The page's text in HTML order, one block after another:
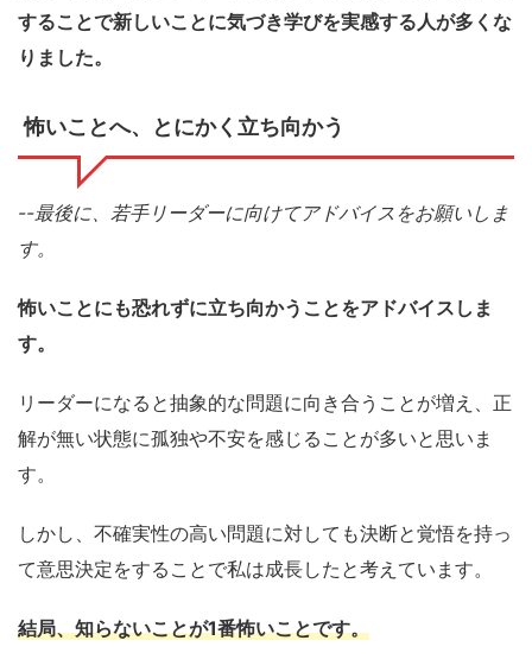
することで新しいことに気づき学びを実感する人が多くな
りました。
怖いことへ、とにかく立ち向かう
--最後に、若手リーダーに向けてアドバイスをお願いしま
す。
怖いことにも恐れずに立ち向かうことをアドバイスしま
す。
リーダーになると抽象的な問題に向き合うことが増え、正
解が無い状態に孤独や不安を感じることが多いと思いま
す。
しかし、不確実性の高い問題に対しても決断と覚悟を持っ
て意思決定をすることで私は成長したと考えています。
結局、知らないことが1番怖いことです。